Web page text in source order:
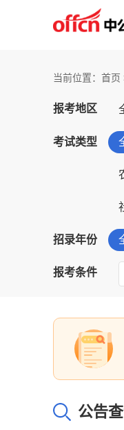
当前位置：首页
报考地区
考试类型
招录年份
报考条件
公告